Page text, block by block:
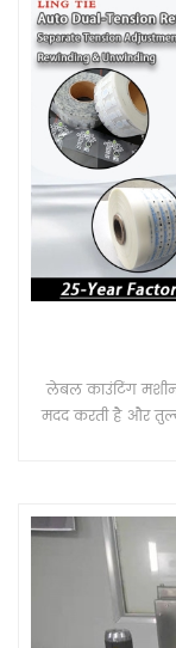
लेबल काउंटिंग
मदद करती है और